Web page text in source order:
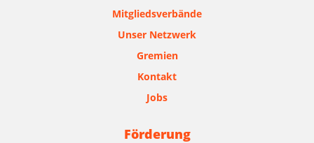
Mitgliedsverbände
Unser Netzwerk
Gremien
Kontakt
Jobs
Förderung